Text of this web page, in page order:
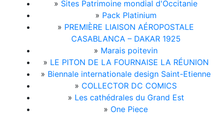
» Sites Patrimoine mondial d'Occitanie
» Pack Platinium
» PREMIÈRE LIAISON AÉROPOSTALE
CASABLANCA – DAKAR 1925
» Marais poitevin
» LE PITON DE LA FOURNAISE LA RÉUNION
» Biennale internationale design Saint-Etienne
» COLLECTOR DC COMICS
» Les cathédrales du Grand Est
» One Piece